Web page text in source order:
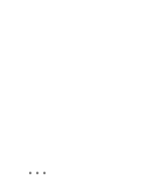
...